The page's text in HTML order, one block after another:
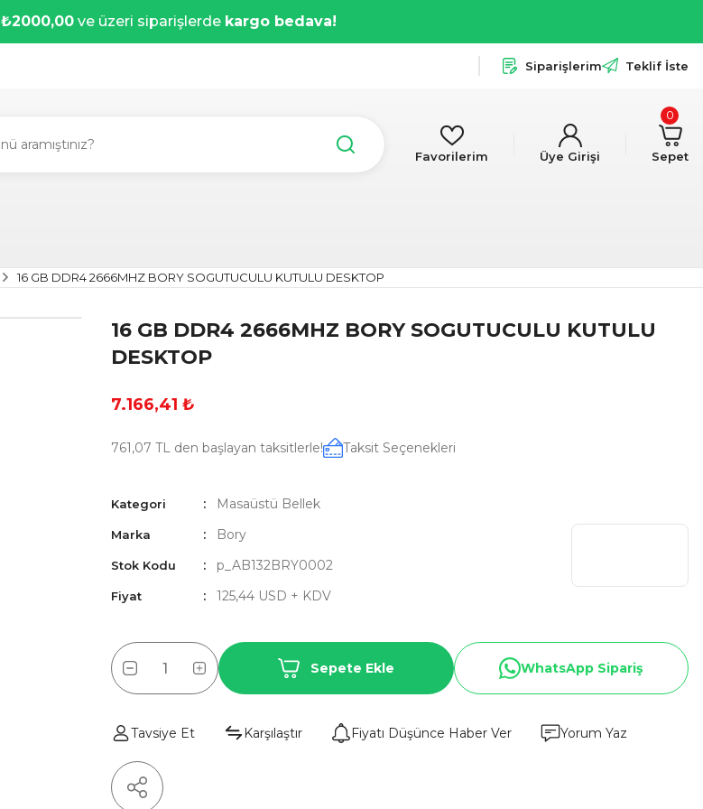
₺2000,00 ve üzeri siparişlerde kargo bedava!
Siparişlerim Teklif İste
Favorilerim Üye Girişi Sepet
0
16 GB DDR4 2666MHZ BORY SOGUTUCULU KUTULU DESKTOP
16 GB DDR4 2666MHZ BORY SOGUTUCULU KUTULU
DESKTOP
7.166,41 ₺
761,07 TL den başlayan taksitlerle! Taksit Seçenekleri
Kategori Masaüstü Bellek
Marka Bory
Stok Kodu p_AB132BRY0002
Fiyat 125,44 USD + KDV
Sepete Ekle WhatsApp Sipariş
Tavsiye Et Karşılaştır Fiyatı Düşünce Haber Ver Yorum Yaz